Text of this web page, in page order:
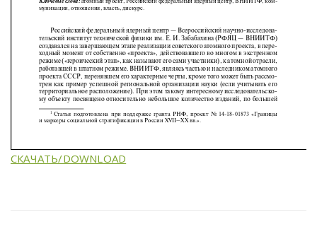
СКАЧАТЬ/DOWNLOAD